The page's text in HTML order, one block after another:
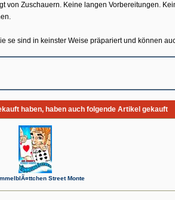
von Zuschauern. Keine langen Vorbereitungen.
se sind in keinster Weise präpariert und können
haben, haben auch folgende Artikel gekauft
Street Monte